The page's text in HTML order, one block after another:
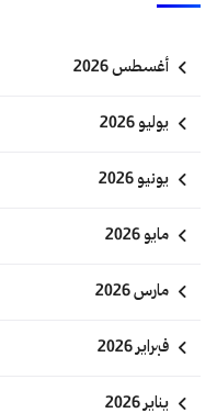
أغسطس 2026
يوليو 2026
يونيو 2026
مايو 2026
مارس 2026
فبراير 2026
يناير 2026